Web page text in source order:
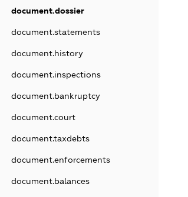
document.dossier
document.statements
document.history
document.inspections
document.bankruptcy
document.court
document.taxdebts
document.enforcements
document.balances